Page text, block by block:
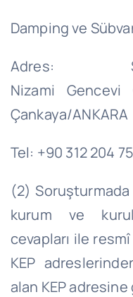
Damping ve
Adres:
Nizami Gencevi
Çankaya/ANKARA
Tel: +90 312 204
(2) Soruşturmada
kurum ve
cevapları ile
KEP
alan KEP